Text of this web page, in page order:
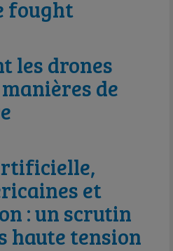
fought
les drones
de
et
: un scrutin
haute tension